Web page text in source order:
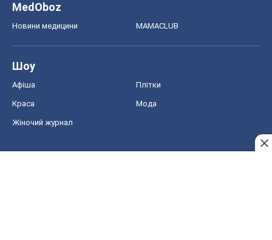
MedOboz
Новини медицини MAMACLUB
Шоу
Афіша Плітки
Краса Мода
Жіночий журнал